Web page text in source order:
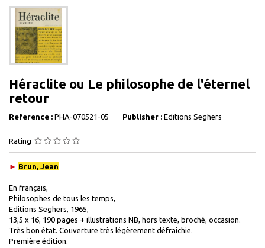
Héraclite ou Le philosophe de l'éternel
retour
Reference : PHA-070521-05 Publisher : Editions Seghers
Rating
► Brun, Jean
En français,
Philosophes de tous les temps,
Editions Seghers, 1965,
13,5 x 16, 190 pages + illustrations NB, hors texte, broché, occasion.
Très bon état. Couverture très légèrement défraîchie.
Première édition.